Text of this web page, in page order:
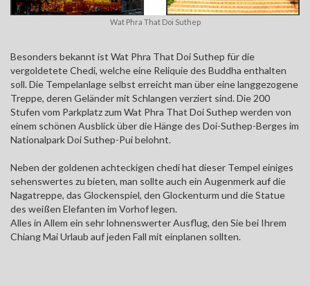
Wat Phra That Doi Suthep
Besonders bekannt ist Wat Phra That Doi Suthep für die
vergoldetete Chedi, welche eine Reliquie des Buddha enthalten
soll. Die Tempelanlage selbst erreicht man über eine langgezogene
Treppe, deren Geländer mit Schlangen verziert sind. Die 200
Stufen vom Parkplatz zum Wat Phra That Doi Suthep werden von
einem schönen Ausblick über die Hänge des Doi-Suthep-Berges im
Nationalpark Doi Suthep-Pui belohnt.
Neben der goldenen achteckigen chedi hat dieser Tempel einiges
sehenswertes zu bieten, man sollte auch ein Augenmerk auf die
Nagatreppe, das Glockenspiel, den Glockenturm und die Statue
des weißen Elefanten im Vorhof legen.
Alles in Allem ein sehr lohnenswerter Ausflug, den Sie bei Ihrem
Chiang Mai Urlaub auf jeden Fall mit einplanen sollten.